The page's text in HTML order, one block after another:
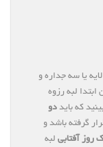
یا سه جداره و
لبه رزوه
که باید دو
گرفته باشد و
روز آفتابی لبه